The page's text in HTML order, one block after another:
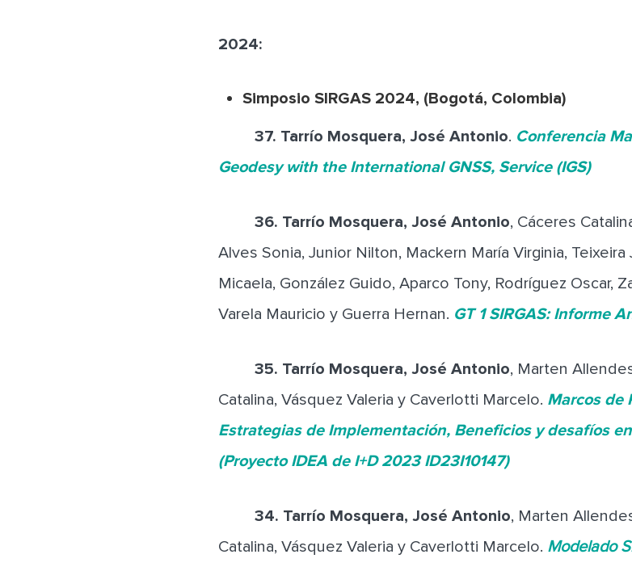
2024:
Simposio SIRGAS 2024, (Bogotá, Colombia)
37. Tarrío Mosquera, José Antonio. Conferencia
Geodesy with the International GNSS, Service (IGS)
36. Tarrío Mosquera, José Antonio, Cáceres
Alves Sonia, Junior Nilton, Mackern María Virginia,
Micaela, González Guido, Aparco Tony, Rodríguez Oscar,
Varela Mauricio y Guerra Hernan. GT 1 SIRGAS: Informe
35. Tarrío Mosquera, José Antonio, Marten
Catalina, Vásquez Valeria y Caverlotti Marcelo. Marcos de
Estrategias de Implementación, Beneficios y desafíos
(Proyecto IDEA de I+D 2023 ID23I10147)
34. Tarrío Mosquera, José Antonio, Marten
Catalina, Vásquez Valeria y Caverlotti Marcelo. Modelado